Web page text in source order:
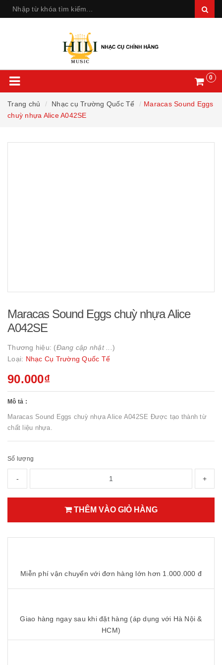
0
Trang chủ Nhạc cụ Trường Quốc Tế
Maracas Sound Eggs
chuỳ nhựa Alice A042SE
Maracas Sound Eggs chuỳ nhựa Alice
A042SE
Thương hiệu: (Đang cập nhật ... )
Loại: Nhạc Cụ Trường Quốc Tế
90.000₫
Mô tả :
Maracas Sound Eggs chuỳ nhựa Alice A042SE Được tạo thành từ
chất liệu nhựa.
Số lượng
- +
THÊM VÀO GIỎ HÀNG
Miễn phí vận chuyển với đơn hàng lớn hơn 1.000.000 đ
Giao hàng ngay sau khi đặt hàng (áp dụng với Hà Nội &
HCM)